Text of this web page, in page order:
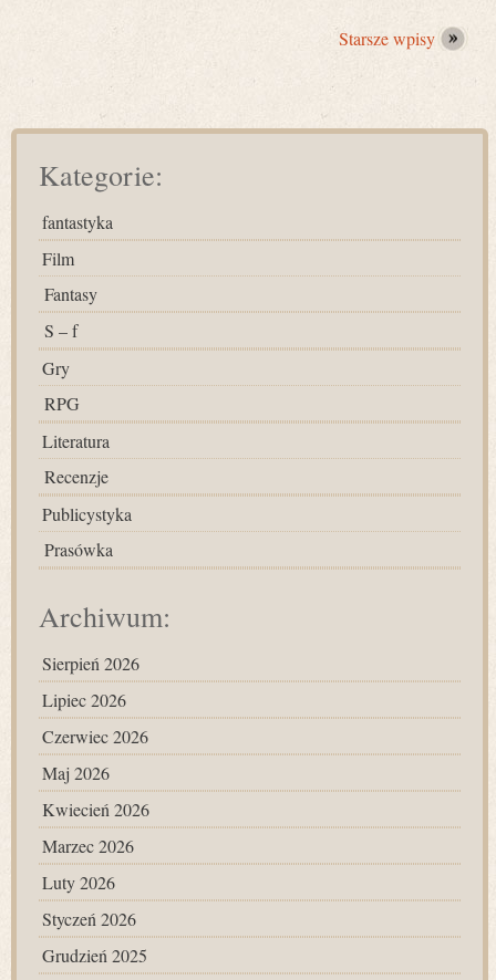
Starsze wpisy
Kategorie:
fantastyka
Film
Fantasy
S – f
Gry
RPG
Literatura
Recenzje
Publicystyka
Prasówka
Archiwum:
Sierpień 2026
Lipiec 2026
Czerwiec 2026
Maj 2026
Kwiecień 2026
Marzec 2026
Luty 2026
Styczeń 2026
Grudzień 2025